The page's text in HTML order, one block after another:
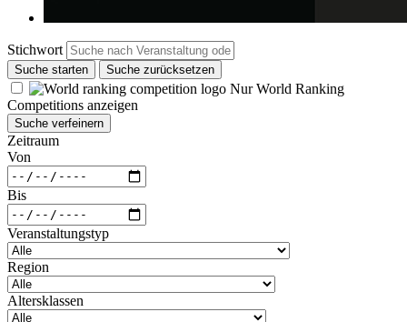
Stichwort
Suche starten Suche zurücksetzen
Nur World Ranking
Competitions anzeigen
Suche verfeinern
Zeitraum
Von
Bis
Veranstaltungstyp
Region
Altersklassen